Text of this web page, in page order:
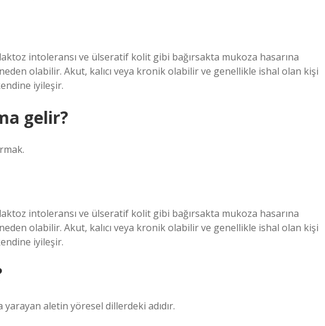
intoleransı ve ülseratif kolit gibi bağırsakta mukoza hasarına
olabilir. Akut, kalıcı veya kronik olabilir ve genellikle ishal olan kişi
iyileşir.
gelir?
intoleransı ve ülseratif kolit gibi bağırsakta mukoza hasarına
olabilir. Akut, kalıcı veya kronik olabilir ve genellikle ishal olan kişi
iyileşir.
aletin yöresel dillerdeki adıdır.